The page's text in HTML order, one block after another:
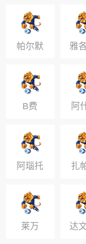
基
帕尔默 雅
B费 阿
夫
阿瑙托
维奇
扎
莱万 达